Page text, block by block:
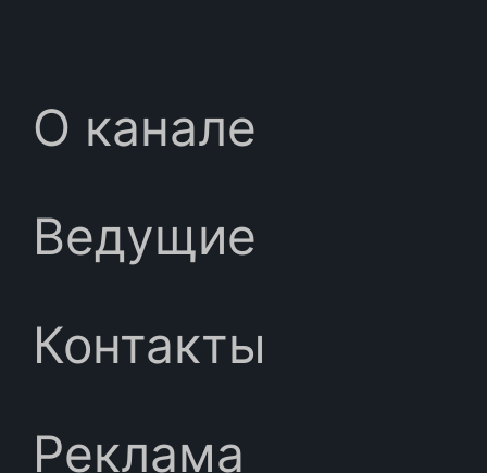
О канале
Ведущие
Контакты
Реклама